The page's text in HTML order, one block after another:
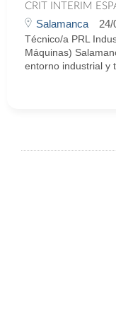
CRIT INTERIM
Salamanca 24/
Técnico/a PRL
Máquinas)
entorno industrial y